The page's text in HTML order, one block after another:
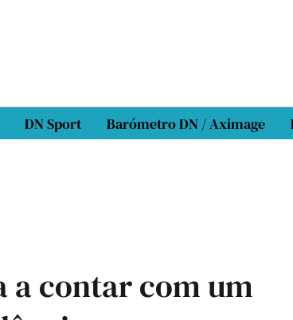
DN Sport Barómetro DN / Aximage
a contar com um